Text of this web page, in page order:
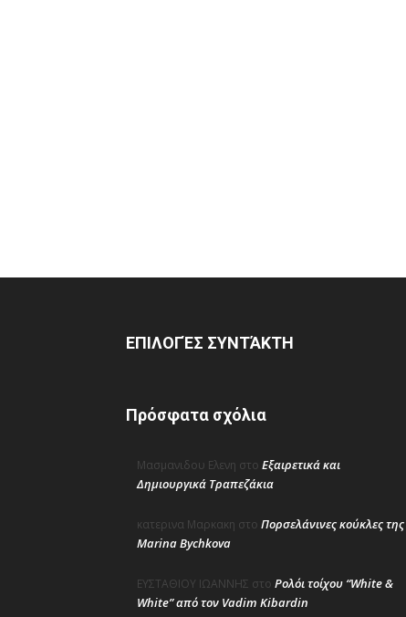
ΕΠΙΛΟΓΈΣ ΣΥΝΤΆΚΤΗ
Πρόσφατα σχόλια
Μασμανιδου Ελενη στο Εξαιρετικά και
Δημιουργικά Τραπεζάκια
κατερινα Μαρκακη στο Πορσελάνινες κούκλες της
Marina Bychkova
ΕΥΣΤΑΘΙΟΥ ΙΩΑΝΝΗΣ στο Ρολόι τοίχου “White &
White” από τον Vadim Kibardin